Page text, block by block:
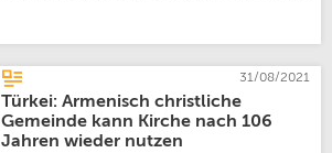
31/08/2021
Türkei: Armenisch christliche
Gemeinde kann Kirche nach 106
Jahren wieder nutzen